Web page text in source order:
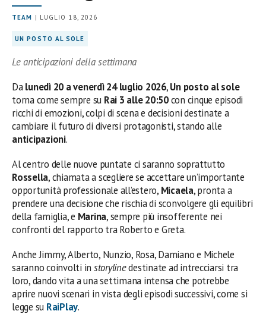
TEAM | LUGLIO 18, 2026
UN POSTO AL SOLE
Le anticipazioni della settimana
Dalunedì 20 a venerdì 24 luglio 2026,Un posto al sole
torna come sempre su Rai 3 alle 20:50con cinque episodi
ricchi di emozioni, colpi di scena e decisioni destinate a
cambiare il futuro di diversi protagonisti, stando alle
anticipazioni.
Al centro delle nuove puntate ci saranno soprattutto
Rossella, chiamata a scegliere se accettare un’importante
opportunità professionale all’estero, Micaela, pronta a
prendere una decisione che rischia di sconvolgere gli equilibri
della famiglia, e Marina, sempre più insofferente nei
confronti del rapporto tra Roberto e Greta.
Anche Jimmy, Alberto, Nunzio, Rosa, Damiano e Michele
saranno coinvolti in storylinedestinate ad intrecciarsi tra
loro, dando vita a una settimana intensa che potrebbe
aprire nuovi scenari in vista degli episodi successivi, come si
legge su RaiPlay.